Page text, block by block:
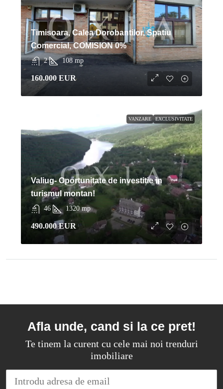
Timisoara, Calea Dorobantilor, Spatiu
Comercial, COMISION 0%
2 108 mp
160.000 EUR
VANZARE EXCLUSIVITATE
Valiug- Oportunitate de investitie in
turismul montan!
46 1320 mp
490.000 EUR
Afla unde, cand si la ce pret!
Te tinem la curent cu cele mai noi trenduri
imobiliare